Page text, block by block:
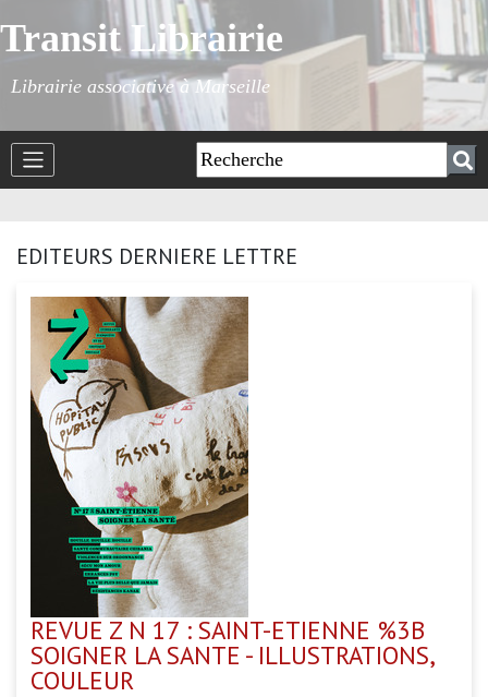
Transit Librairie
Librairie associative à Marseille
EDITEURS DERNIERE LETTRE
REVUE Z N 17 : SAINT-ETIENNE %3B
SOIGNER LA SANTE - ILLUSTRATIONS,
COULEUR